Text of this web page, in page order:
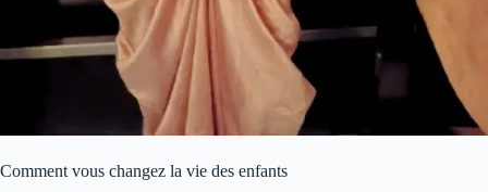
Comment vous changez la vie des enfants